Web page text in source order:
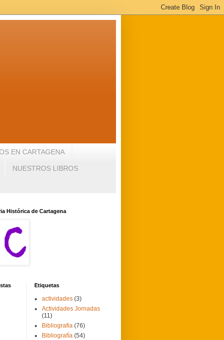
EN CARTAGENA
NUESTROS LIBROS
Histórica de Cartagena
Etiquetas
actividades (3)
Actividades Jornadas
(11)
Bibliografia (76)
Bibliografía (54)